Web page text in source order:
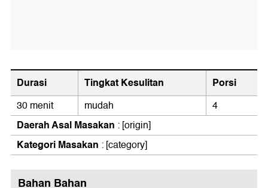
Durasi Tingkat Kesulitan Porsi
30 menit mudah 4
Daerah Asal Masakan : [origin]
Kategori Masakan :[category]
Bahan Bahan